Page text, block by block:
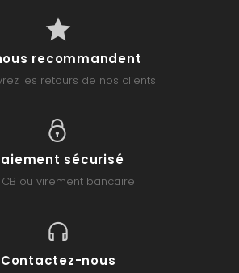
recommandent
les retours de nos clients
sécurisé
CB ou virement bancaire
Contactez-nous